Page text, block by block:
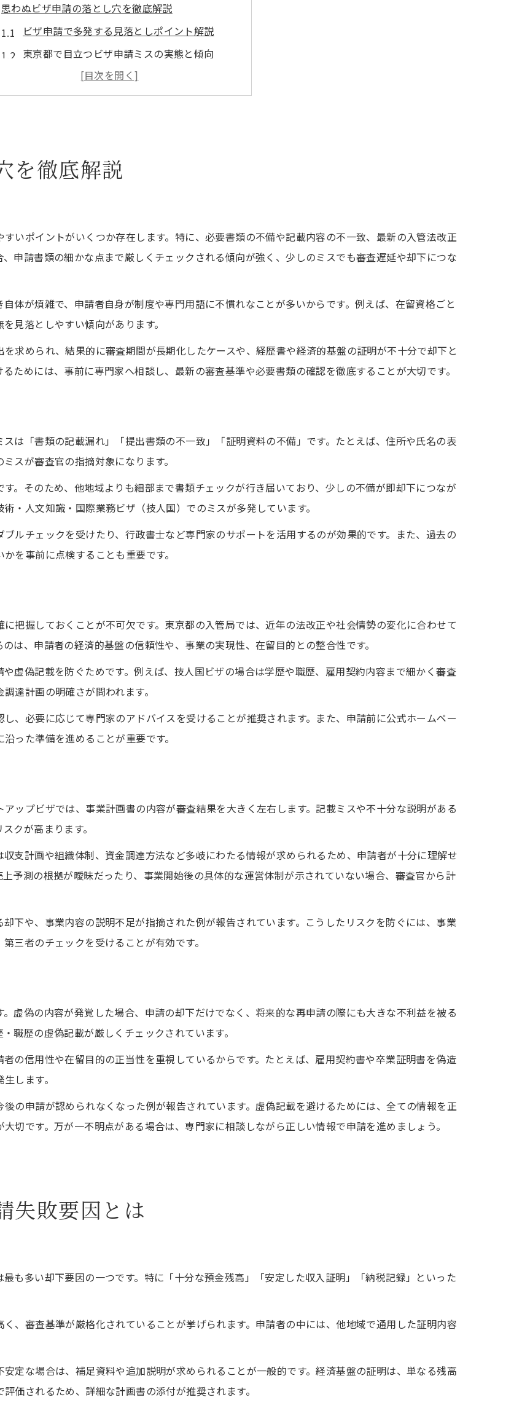
思わぬビザ申請の落とし穴を徹底解説
ビザ申請で多発する見落としポイント解説
東京都で目立つビザ申請ミスの実態と傾向
ビザ申請時に注意したい最新の審査基準
事業計画書の記載ミスが招く申請失敗例
ビザ申請で多い経済基盤証明不足の背景
ビザ申請で発生しやすい記載矛盾の防止策
ビザ申請失敗要因と申請者の共通傾向分析
ビザ申請却下の主な原因と防止ポイント
東京都で報告されたビザ申請却下の実例
事業計画の具体性不足が招くリスクとは
経済力不足によるビザ申請却下の事例解説
ビザ申請審査基準の重要ポイントを解説
東京都のビザ申請審査で重視される要素
ビザ申請成功のための基準理解と対策法
審査基準変更とビザ申請手続きの注意点
ビザ申請で見落としやすい評価項目とは
最新の東京都ビザ申請失敗例から学ぶ対策
実際のビザ申請トラブルから学ぶ注意点
失敗例から導くビザ申請成功のコツまとめ
再申請時に役立つビザ申請改善策の実践
ビザ申請期間と実務的な注意点を整理
ビザ申請期間の目安とスケジュール管理術
審査期間が長引く主な理由と対処法
ビザ申請期間短縮のための準備ポイント
を徹底解説
いポイントがいくつか存在します。特に、必要書類の不備や記載内容の不一致、最新の入管法改正
申請書類の細かな点まで厳しくチェックされる傾向が強く、少しのミスでも審査遅延や却下につな
体が煩雑で、申請者自身が制度や専門用語に不慣れなことが多いからです。例えば、在留資格ごと
見落としやすい傾向があります。
求められ、結果的に審査期間が長期化したケースや、経歴書や経済的基盤の証明が不十分で却下と
ためには、事前に専門家へ相談し、最新の審査基準や必要書類の確認を徹底することが大切です。
は「書類の記載漏れ」「提出書類の不一致」「証明資料の不備」です。たとえば、住所や氏名の表
スが審査官の指摘対象になります。
。そのため、他地域よりも細部まで書類チェックが行き届いており、少しの不備が即却下につなが
・人文知識・国際業務ビザ（技人国）でのミスが多発しています。
ルチェックを受けたり、行政書士など専門家のサポートを活用するのが効果的です。また、過去の
を事前に点検することも重要です。
把握しておくことが不可欠です。東京都の入管局では、近年の法改正や社会情勢の変化に合わせて
は、申請者の経済的基盤の信頼性や、事業の実現性、在留目的との整合性です。
虚偽記載を防ぐためです。例えば、技人国ビザの場合は学歴や職歴、雇用契約内容まで細かく審査
達計画の明確さが問われます。
、必要に応じて専門家のアドバイスを受けることが推奨されます。また、申請前に公式ホームペー
った準備を進めることが重要です。
ップビザでは、事業計画書の内容が審査結果を大きく左右します。記載ミスや不十分な説明がある
クが高まります。
支計画や組織体制、資金調達方法など多岐にわたる情報が求められるため、申請者が十分に理解せ
予測の根拠が曖昧だったり、事業開始後の具体的な運営体制が示されていない場合、審査官から計
下や、事業内容の説明不足が指摘された例が報告されています。こうしたリスクを防ぐには、事業
三者のチェックを受けることが有効です。
虚偽の内容が発覚した場合、申請の却下だけでなく、将来的な再申請の際にも大きな不利益を被る
職歴の虚偽記載が厳しくチェックされています。
の信用性や在留目的の正当性を重視しているからです。たとえば、雇用契約書や卒業証明書を偽造
します。
の申請が認められなくなった例が報告されています。虚偽記載を避けるためには、全ての情報を正
切です。万が一不明点がある場合は、専門家に相談しながら正しい情報で申請を進めましょう。
失敗要因とは
も多い却下要因の一つです。特に「十分な預金残高」「安定した収入証明」「納税記録」といった
、審査基準が厳格化されていることが挙げられます。申請者の中には、他地域で通用した証明内容
定な場合は、補足資料や追加説明が求められることが一般的です。経済基盤の証明は、単なる残高
価されるため、詳細な計画書の添付が推奨されます。